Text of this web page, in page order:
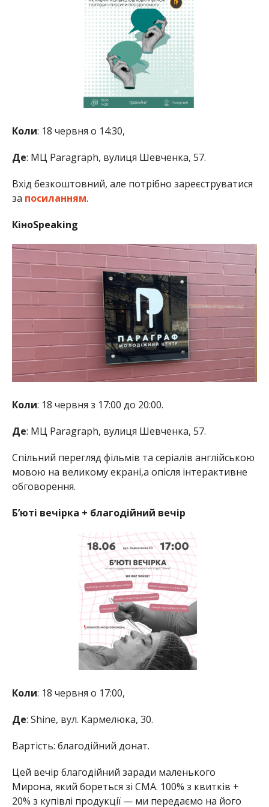
Коли: 18 червня о 14:30,
Де: МЦ Paragraph, вулиця Шевченка, 57.
Вхід безкоштовний, але потрібно зареєструватися
за посиланням.
КіноSpeaking
Коли: 18 червня з 17:00 до 20:00.
Де: МЦ Paragraph, вулиця Шевченка, 57.
Спільний перегляд фільмів та серіалів англійською
мовою на великому екрані,а опісля інтерактивне
обговорення.
Б’юті вечірка + благодійний вечір
Коли: 18 червня о 17:00,
Де: Shine, вул. Кармелюка, 30.
Вартість: благодійний донат.
Цей вечір благодійний заради маленького
Мирона, який бореться зі СМА. 100% з квитків +
20% з купівлі продукції — ми передаємо на його